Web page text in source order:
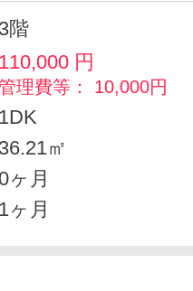
3階
110,000 円
理費等： 10,000円
1DK
36.21㎡
ヶ月
1ヶ月